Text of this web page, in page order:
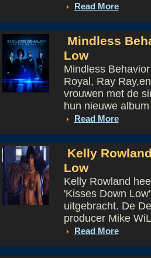
Read More
Mindless
Low
Mindless
Royal, Ray
vrouwen met de
hun nieuwe
Read More
Kelly
Low
Kelly Rowland
'Kisses Down
uitgebracht. De
producer Mike
Read More